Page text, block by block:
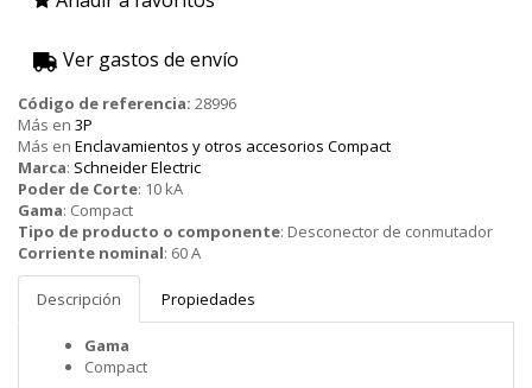
Ver gastos de envío
Código de referencia: 28996
Más en 3P
Más en Enclavamientos y otros accesorios Compact
Marca: Schneider Electric
Poder de Corte: 10 kA
Gama: Compact
Tipo de producto o componente: Desconector de conmutador
Corriente nominal: 60 A
Descripción Propiedades
Gama
Compact